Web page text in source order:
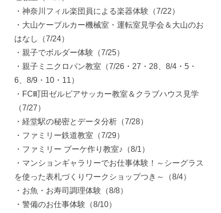
・神奈川フィル楽団員による楽器体験（7/22）
・大山ケーブルカー機械室・運転室見学会＆大山のお
はなし（7/24）
・親子でボルダー体験（7/25）
・親子ミニクロパン教室（7/26・27・28、8/4・5・
6、8/9・10・11）
・FC町田ゼルビアサッカー教室＆クラブハウス見学
（7/27）
・経堂駅の秘密とデータ分析（7/28）
・ファミリー鉄道教室（7/29）
・ファミリー ブーケ作り教室♪（8/1）
・マンションギャラリーでお仕事体験！～シーグラス
を使った表札づくりワークショップつき～（8/4）
・お魚・お寿司調理体験（8/8）
・警備のお仕事体験（8/10）